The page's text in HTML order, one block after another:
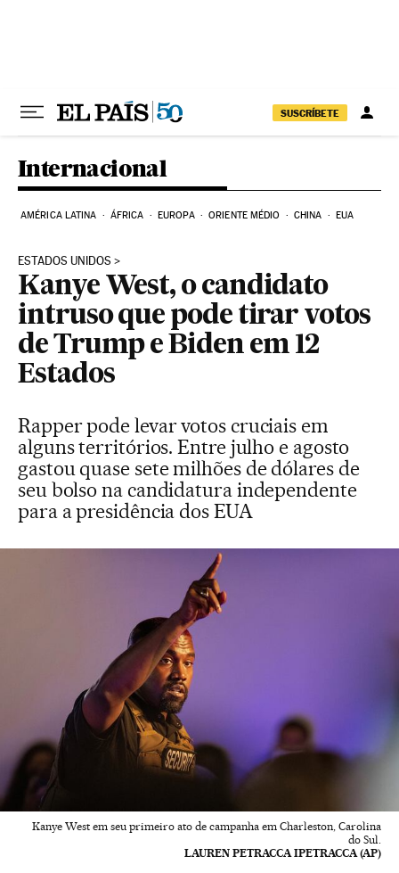
SUSCRÍBETE
Internacional
AMÉRICA LATINA ÁFRICA EUROPA ORIENTE MÉDIO CHINA EUA
ESTADOS UNIDOS
Kanye West, o candidato
intruso que pode tirar votos
de Trump e Biden em 12
Estados
Rapper pode levar votos cruciais em
alguns territórios. Entre julho e agosto
gastou quase sete milhões de dólares de
seu bolso na candidatura independente
para a presidência dos EUA
Kanye West em seu primeiro ato de campanha em Charleston, Carolina
do Sul.
LAUREN PETRACCA IPETRACCA (AP)